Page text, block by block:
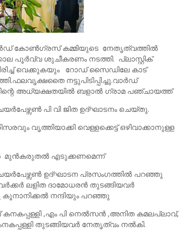
കോൺഗ്രസ് കമ്മിയുടെ നേതൃത്വത്തിൽ
പൂർവ്വ ശുചീകരണം നടത്തി. പ്ലാസ്റ്റിക്
വെക്കുകയും റോഡ് സൈഡിലേ കാട്
നട്ടുപിടിപ്പിച്ചു.വാർഡ്
അധ്യക്ഷതയിൽ ബളാൽ ഗ്രാമ പഞ്ചായത്ത്
പി വി ജിത ഉദ്ഘാടനം ചെയ്തു.
വൃത്തിയാക്കി വെള്ളക്കെട്ട് ഒഴിവാക്കാനുള്ള
മുൻകരുതൽ എടുക്കണമെന്ന്
ഉദ്ഘാടന പ്രസംഗത്തിൽ പറഞ്ഞു
ലളിത ദാമോധരൻ തുടങ്ങിയവർ
കൂനാനിക്കൽ നന്ദിയും പറഞ്ഞു
,എം പി നെൽസൻ ,അനിത കമലപ്ലാവ്,
തുടങ്ങിയവർ നേതൃത്വം നൽകി.